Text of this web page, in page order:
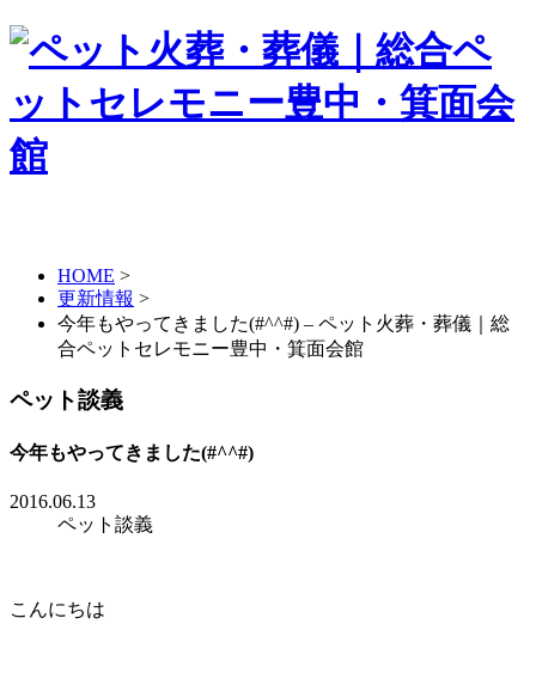
HOME >
更新情報 >
今年もやってきました(#^^#) – ペット火葬・葬儀｜総
合ペットセレモニー豊中・箕面会館
ペット談義
今年もやってきました(#^^#)
2016.06.13
ペット談義
こんにちは